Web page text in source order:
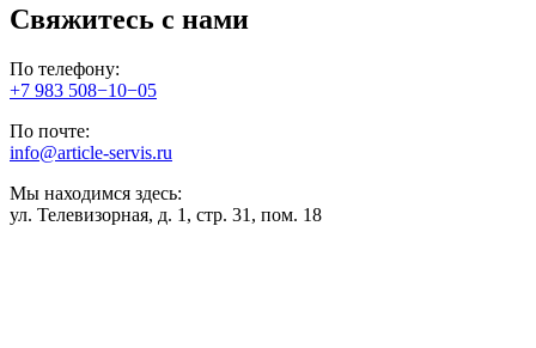
Свяжитесь с нами
По телефону:
+7 983 508−10−05
По почте:
info@article-servis.ru
Мы находимся здесь:
ул. Телевизорная, д. 1, стр. 31, пом. 18